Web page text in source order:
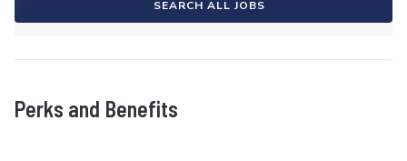
SEARCH ALL JOBS
Perks and Benefits